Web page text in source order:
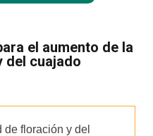
el aumento de la
del cuajado
floración y del